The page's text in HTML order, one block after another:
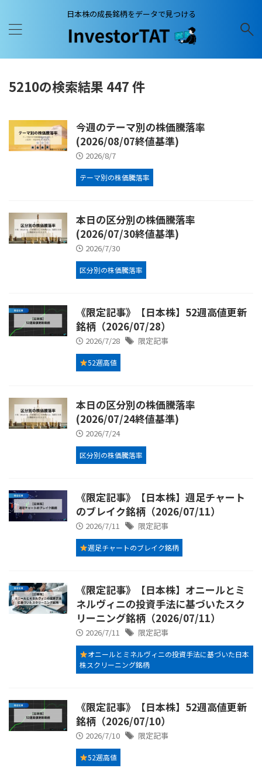
日本株の成長銘柄をデータで見つける
5210の検索結果 447 件
今週のテーマ別の株価騰落率
(2026/08/07終値基準)
2026/8/7
テーマ別の株価騰落率
本日の区分別の株価騰落率
(2026/07/30終値基準)
2026/7/30
区分別の株価騰落率
《限定記事》【日本株】52週高値更新
銘柄（2026/07/28）
2026/7/28 限定記事
52週高値
本日の区分別の株価騰落率
(2026/07/24終値基準)
2026/7/24
区分別の株価騰落率
《限定記事》【日本株】週足チャート
のブレイク銘柄（2026/07/11）
2026/7/11 限定記事
週足チャートのブレイク銘柄
《限定記事》【日本株】オニールとミ
ネルヴィニの投資手法に基づいたスク
リーニング銘柄（2026/07/11）
2026/7/11 限定記事
オニールとミネルヴィニの投資手法に基づいた日本
株スクリーニング銘柄
《限定記事》【日本株】52週高値更新
銘柄（2026/07/10）
2026/7/10 限定記事
52週高値